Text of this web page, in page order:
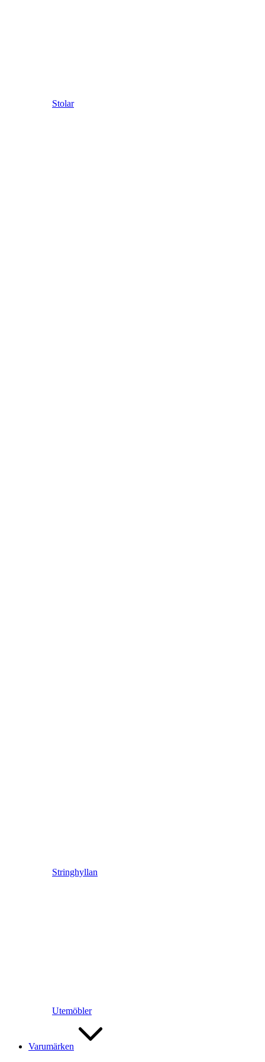
Stolar
Stringhyllan
Utemöbler
Varumärken